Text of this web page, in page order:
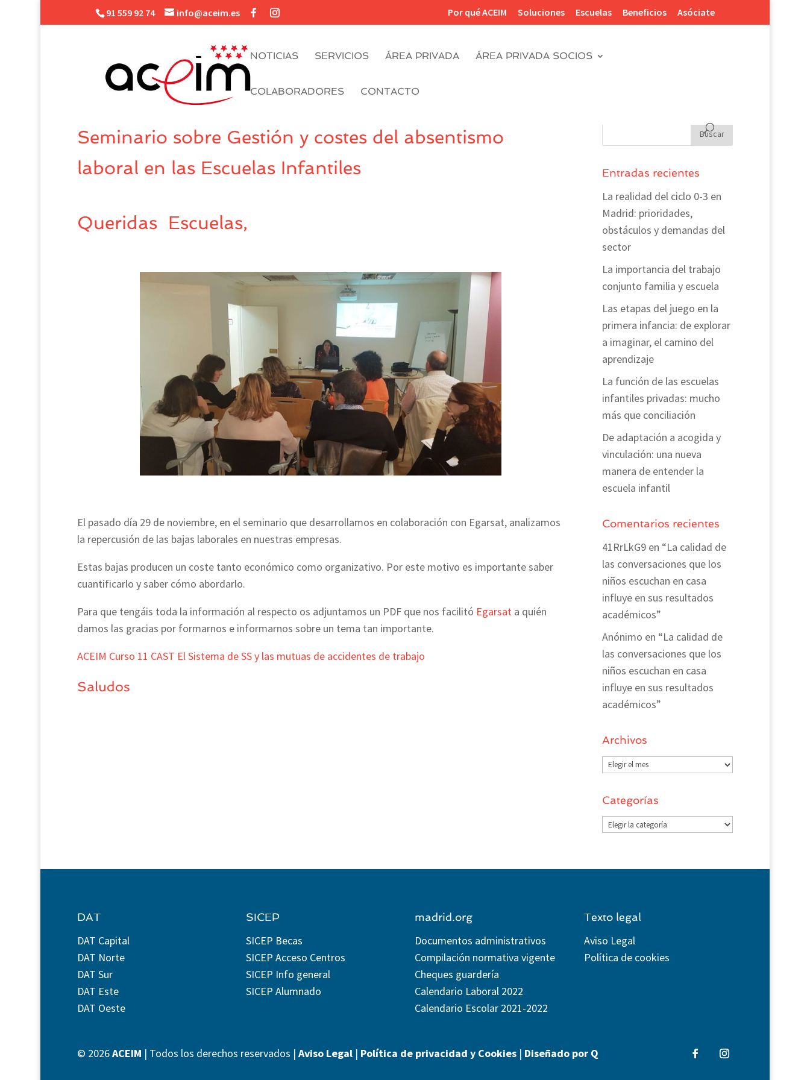
91 559 92 74 info@aceim.es Por qué ACEIM Soluciones Escuelas Beneficios Asóciate
NOTICIAS SERVICIOS ÁREA PRIVADA ÁREA PRIVADA SOCIOS
COLABORADORES CONTACTO
Seminario sobre Gestión y costes del absentismo
laboral en las Escuelas Infantiles
Queridas Escuelas,
El pasado día 29 de noviembre, en el seminario que desarrollamos en colaboración con Egarsat, analizamos
la repercusión de las bajas laborales en nuestras empresas.
Estas bajas producen un coste tanto económico como organizativo. Por este motivo es importante saber
cuantificarlo y saber cómo abordarlo.
Para que tengáis toda la información al respecto os adjuntamos un PDF que nos facilitó Egarsat a quién
damos las gracias por formarnos e informarnos sobre un tema tan importante.
ACEIM Curso 11 CAST El Sistema de SS y las mutuas de accidentes de trabajo
Saludos
Entradas recientes
La realidad del ciclo 0-3 en
Madrid: prioridades,
obstáculos y demandas del
sector
La importancia del trabajo
conjunto familia y escuela
Las etapas del juego en la
primera infancia: de explorar
a imaginar, el camino del
aprendizaje
La función de las escuelas
infantiles privadas: mucho
más que conciliación
De adaptación a acogida y
vinculación: una nueva
manera de entender la
escuela infantil
Comentarios recientes
41RrLkG9en “La calidad de
las conversaciones que los
niños escuchan en casa
influye en sus resultados
académicos”
Anónimo en “La calidad de
las conversaciones que los
niños escuchan en casa
influye en sus resultados
académicos”
Archivos
Archivos
Categorías
Categorías
DAT
DAT Capital
DAT Norte
DAT Sur
DAT Este
DAT Oeste
SICEP
SICEP Becas
SICEP Acceso Centros
SICEP Info general
SICEP Alumnado
madrid.org
Documentos administrativos
Compilación normativa vigente
Cheques guardería
Calendario Laboral 2022
Calendario Escolar 2021-2022
Texto legal
Aviso Legal
Política de cookies
© 2026ACEIM | Todos los derechos reservados | Aviso Legal| Política de privacidad y Cookies| Diseñado por Q